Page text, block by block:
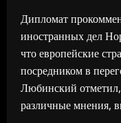
Дипломат
иностранных дел
что европейские
посредником в
Любинский
различные мнения,